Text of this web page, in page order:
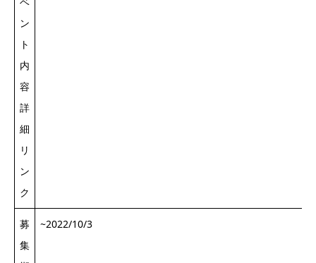
ン
ト
内
容
詳
細
リ
ン
ク
募
集
~2022/10/3